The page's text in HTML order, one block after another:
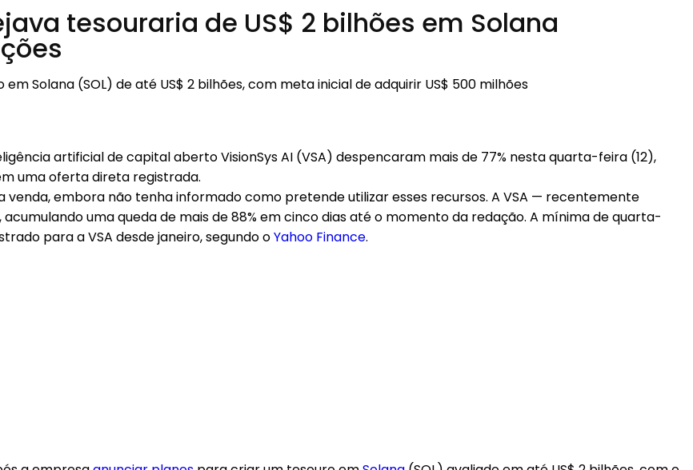
tesouraria de US$ 2 bilhões em Solana
Solana (SOL) de até US$ 2 bilhões, com meta inicial de adquirir US$ 500 milhões
artificial de capital aberto VisionSys AI (VSA) despencaram mais de 77% nesta quarta-feira (12),
uma oferta direta registrada.
venda, embora não tenha informado como pretende utilizar esses recursos. A VSA — recentemente
uma queda de mais de 88% em cinco dias até o momento da redação. A mínima de quarta-
para a VSA desde janeiro, segundo oYahoo Finance.